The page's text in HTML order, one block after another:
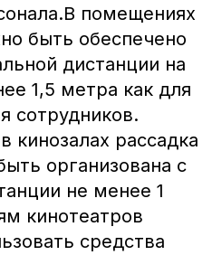
помещениях
быть обеспечено
дистанции на
1,5 метра как для
сотрудников.
кинозалах рассадка
организована с
не менее 1
кинотеатров
средства